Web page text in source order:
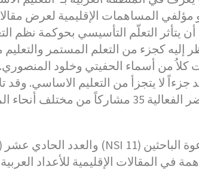
مؤلفي المساهمات الإقليمية لعرض
يتأثر التعلّم التأسيسي بحوكمة نظم
إليه كجزء من التعلم المستمر
كلاُ من أسماء الحفيتي وخلود
جزءاً لا يتجزأ من التعليم الاساسي.
الأسئلة والأجوبة. حضر الفعالية 35